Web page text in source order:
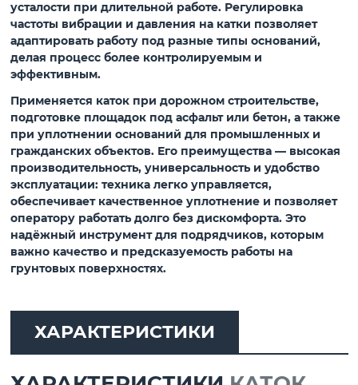
усталости при длительной работе. Регулировка
частоты вибрации и давления на катки позволяет
адаптировать работу под разные типы оснований,
делая процесс более контролируемым и
эффективным.
Применяется каток при дорожном строительстве,
подготовке площадок под асфальт или бетон, а также
при уплотнении оснований для промышленных и
гражданских объектов. Его преимущества — высокая
производительность, универсальность и удобство
эксплуатации: техника легко управляется,
обеспечивает качественное уплотнение и позволяет
оператору работать долго без дискомфорта. Это
надёжный инструмент для подрядчиков, которым
важно качество и предсказуемость работы на
грунтовых поверхностях.
ХАРАКТЕРИСТИКИ